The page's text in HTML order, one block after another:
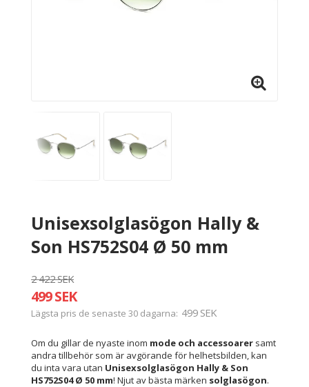
Unisexsolglasögon Hally &
Son HS752S04 Ø 50 mm
2 422 SEK
499 SEK
Lägsta pris de senaste 30 dagarna 499 SEK
Om du gillar de nyaste inom mode och accessoarer samt
andra tillbehör som är avgörande för helhetsbilden, kan
du inta vara utan Unisexsolglasögon Hally & Son
HS752S04 Ø 50 mm! Njut av bästa märken solglasögon.